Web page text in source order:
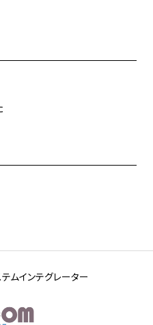
ムインテグレーター